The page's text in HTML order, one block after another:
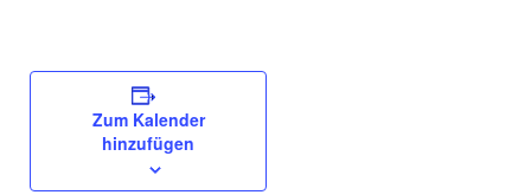
Zum Kalender
hinzufügen